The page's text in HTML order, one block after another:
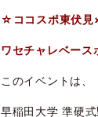
☆ココスポ東伏見
ワセチャレベース
このイベントは、
早稲田大学 準硬